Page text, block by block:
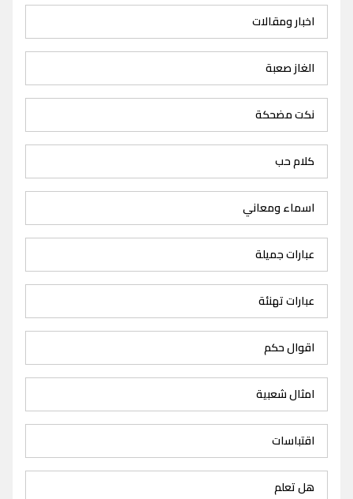
اخبار ومقالات
الغاز صعبة
نكت مضحكة
كلام حب
اسماء ومعاني
عبارات جميلة
عبارات تهنئة
اقوال حكم
امثال شعبية
اقتباسات
هل تعلم